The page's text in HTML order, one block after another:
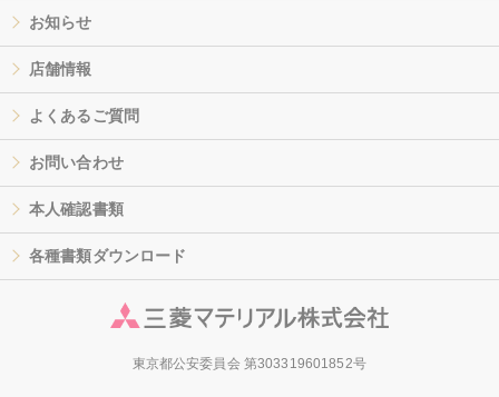
お知らせ
店舗情報
よくあるご質問
お問い合わせ
本人確認書類
各種書類ダウンロード
東京都公安委員会 第303319601852号